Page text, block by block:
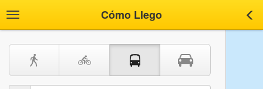
Toggle
navigation
Cómo Llego